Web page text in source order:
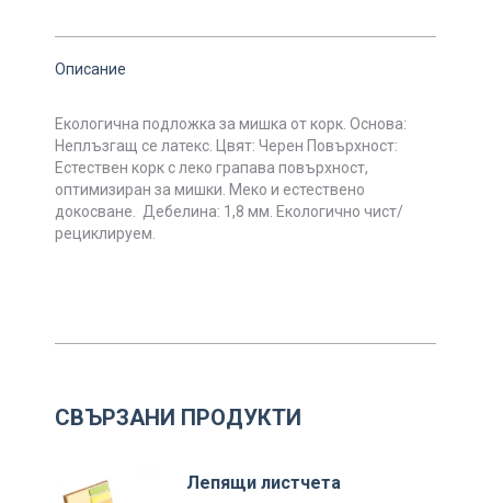
Описание
Екологична подложка за мишка от корк. Основа:
Неплъзгащ се латекс. Цвят: Черен Повърхност:
Естествен корк с леко грапава повърхност,
оптимизиран за мишки. Меко и естествено
докосване.
Дебелина: 1,8 мм. Екологично чист/
рециклируем.
СВЪРЗАНИ ПРОДУКТИ
Лепящи листчета